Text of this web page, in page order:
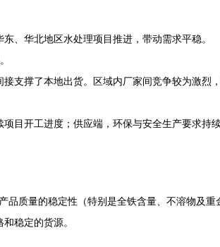
、华北地区水处理项目推进，带动需求平稳。
支撑了本地出货。区域内厂家间竞争较为激烈
目开工进度；供应端，环保与安全生产要求持
质量的稳定性（特别是全铁含量、不溶物及
稳定的货源。